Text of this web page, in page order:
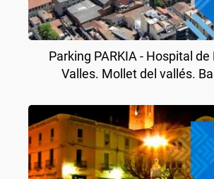
Parking PARKIA - Hospital de
Valles. Mollet del vallés.